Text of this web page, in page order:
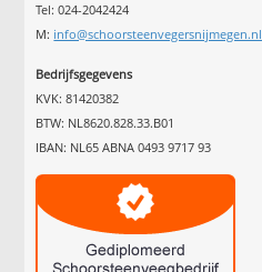
Tel: 024-2042424
M: info@schoorsteenvegersnijmegen.nl
Bedrijfsgegevens
KVK: 81420382
BTW: NL8620.828.33.B01
IBAN: NL65 ABNA 0493 9717 93